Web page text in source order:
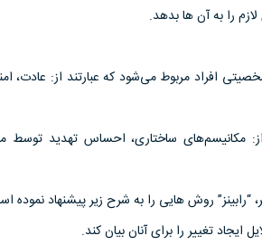
را به آن ها بدهد.
افراد مربوط می‌شود که عبارتند از: عادت،
مکانیسم‌های ساختاری، احساس تهدید توسط
“رابینز” روش هایی را به شرح زیر پیشنهاد نموده
ایجاد تغییر را برای آنان بیان کند.